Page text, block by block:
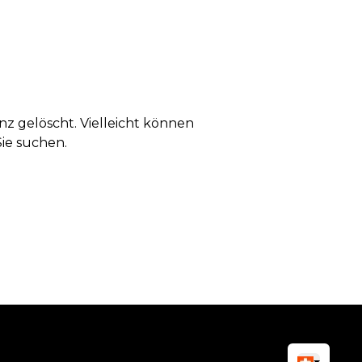
gelöscht. Vielleicht können
suchen.